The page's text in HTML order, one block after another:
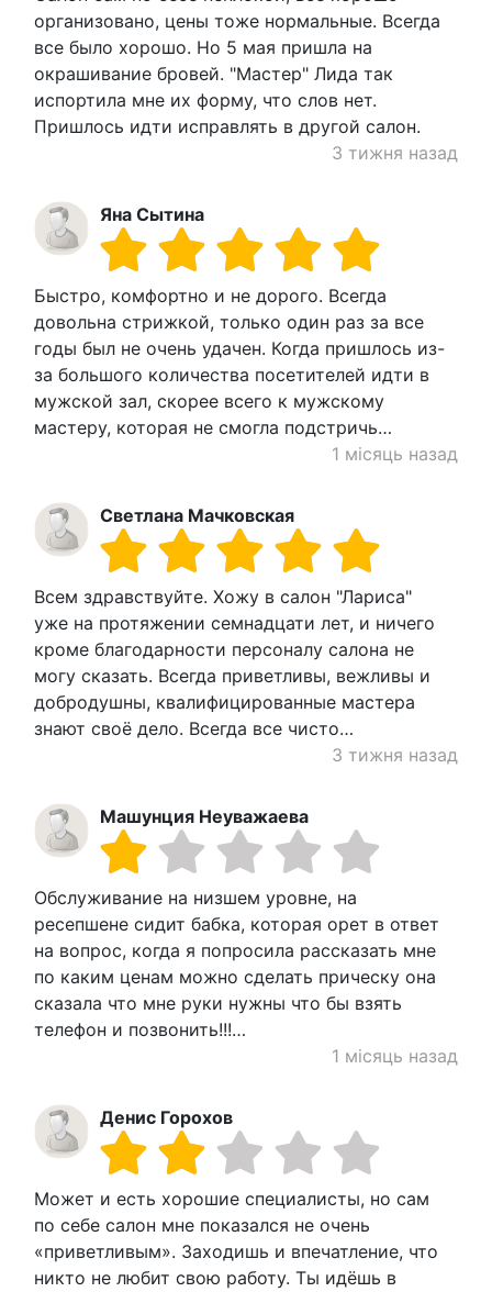
организовано, цены тоже нормальные. Всегда
все было хорошо. Но 5 мая пришла на
окрашивание бровей. "Мастер" Лида так
испортила мне их форму, что слов нет.
Пришлось идти исправлять в другой салон.
3 тижня назад
Яна Сытина
Быстро, комфортно и не дорого. Всегда
довольна стрижкой, только один раз за все
годы был не очень удачен. Когда пришлось из-
за большого количества посетителей идти в
мужской зал, скорее всего к мужскому
мастеру, которая не смогла подстричь…
1 місяць назад
Светлана Мачковская
Всем здравствуйте. Хожу в салон "Лариса"
уже на протяжении семнадцати лет, и ничего
кроме благодарности персоналу салона не
могу сказать. Всегда приветливы, вежливы и
добродушны, квалифицированные мастера
знают своё дело. Всегда все чисто…
3 тижня назад
Машунция Неуважаева
Обслуживание на низшем уровне, на
ресепшене сидит бабка, которая орет в ответ
на вопрос, когда я попросила рассказать мне
по каким ценам можно сделать прическу она
сказала что мне руки нужны что бы взять
телефон и позвонить!!!…
1 місяць назад
Денис Горохов
Может и есть хорошие специалисты, но сам
по себе салон мне показался не очень
«приветливым». Заходишь и впечатление, что
никто не любит свою работу. Ты идёшь в